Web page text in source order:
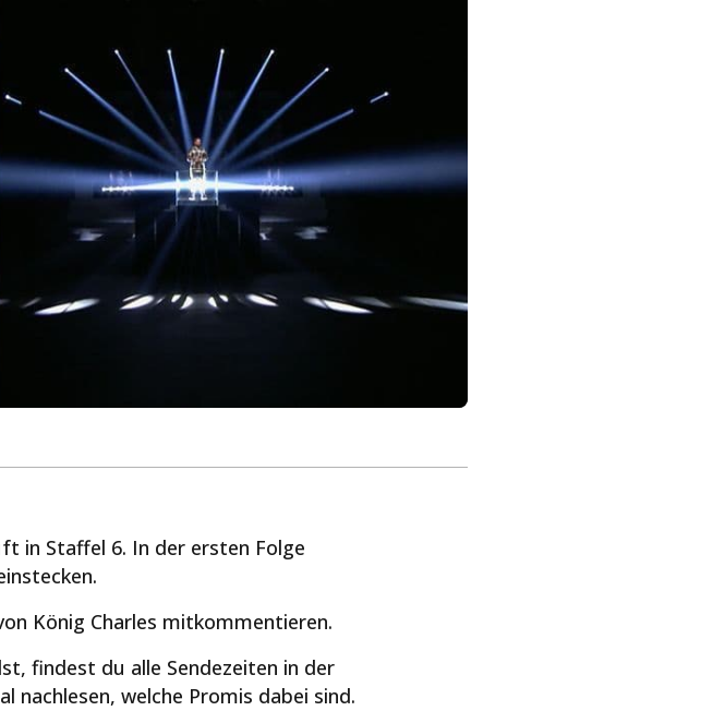
in Staffel 6. In der ersten Folge
König Charles mitkommentieren.
findest du alle Sendezeiten in der
nachlesen, welche Promis dabei sind.